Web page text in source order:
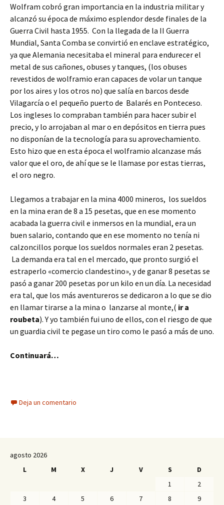
Wolfram cobró gran importancia en la industria militar y
alcanzó su época de máximo esplendor desde finales de la
Guerra Civil hasta 1955. Con la llegada de la II Guerra
Mundial, Santa Comba se convirtió en enclave estratégico,
ya que Alemania necesitaba el mineral para endurecer el
metal de sus cañones, obuses y tanques, (los obuses
revestidos de wolframio eran capaces de volar un tanque
por los aires y los otros no) que salía en barcos desde
Vilagarcía o el pequeño puerto de Balarés en Ponteceso.
Los ingleses lo compraban también para hacer subir el
precio, y lo arrojaban al mar o en depósitos en tierra pues
no disponían de la tecnología para su aprovechamiento.
Esto hizo que en esta época el wolframio alcanzase más
valor que el oro, de ahí que se le llamase por estas tierras,
el oro negro.
Llegamos a trabajar en la mina 4000 mineros, los sueldos
en la mina eran de 8 a 15 pesetas, que en ese momento
acabada la guerra civil e inmersos en la mundial, era un
buen salario, contando que en ese momento no tenía ni
calzoncillos porque los sueldos normales eran 2 pesetas.
La demanda era tal en el mercado, que pronto surgió el
estraperlo «comercio clandestino», y de ganar 8 pesetas se
pasó a ganar 200 pesetas por un kilo en un día. La necesidad
era tal, que los más aventureros se dedicaron a lo que se dio
en llamar tirarse a la mina o lanzarse al monte,( ir a
roubeta). Y yo también fui uno de ellos, con el riesgo de que
un guardia civil te pegase un tiro como le pasó a más de uno.
Continuará…
Deja un comentario
agosto 2026
L
M X J V S
D
1
2
3
4 5 6 7 8 9